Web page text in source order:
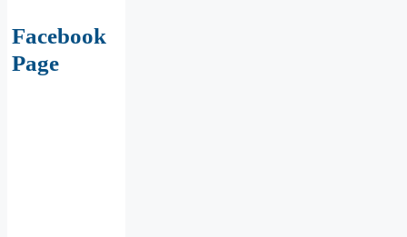
Facebook
Page